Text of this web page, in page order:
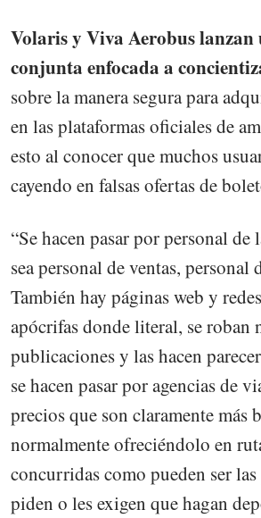
Volaris y Viva Aerobus lanzan
conjunta enfocada a
sobre la manera segura para
en las plataformas oficiales de
esto al conocer que muchos
cayendo en falsas ofertas de
“Se hacen pasar por personal de
sea personal de ventas, personal
También hay páginas web y
apócrifas donde literal, se roban
publicaciones y las hacen
se hacen pasar por agencias de
precios que son claramente más
normalmente ofreciéndolo en
concurridas como pueden ser
piden o les exigen que hagan